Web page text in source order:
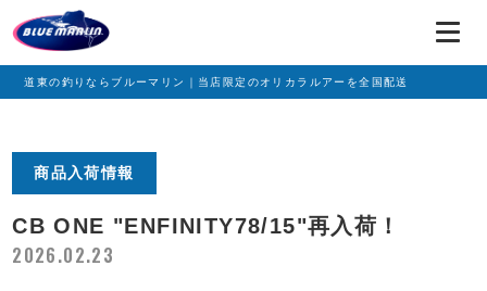
道東の釣りならブルーマリン｜当店限定のオリカラルアーを全国配送
商品入荷情報
CB ONE "ENFINITY78/15"再入荷！
2026.02.23